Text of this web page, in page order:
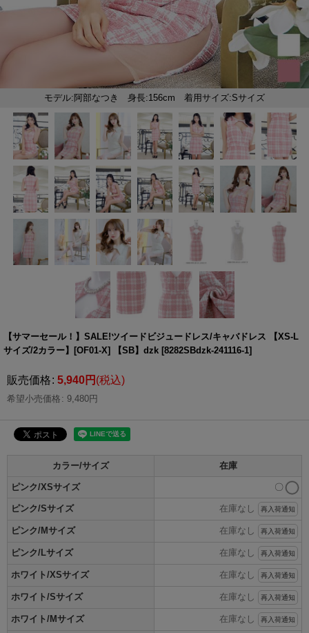
【サマーセール！】SALE!ツイードビジュードレス/キャバドレス 【XS-L
サイズ/2カラー】[OF01-X] 【SB】dzk [8282SBdzk-241116-1]
販売価格: 5,940円 (税込)
希望小売価格 : 9,480円
カラー/サイズ 在庫
ピンク/XSサイズ 〇
ピンク/Sサイズ 在庫なし 再入荷通知
ピンク/Mサイズ 在庫なし 再入荷通知
ピンク/Lサイズ 在庫なし 再入荷通知
ホワイト/XSサイズ 在庫なし 再入荷通知
ホワイト/Sサイズ 在庫なし 再入荷通知
ホワイト/Mサイズ 在庫なし 再入荷通知